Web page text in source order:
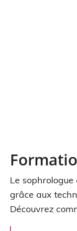
Le
grâce aux
Découvrez